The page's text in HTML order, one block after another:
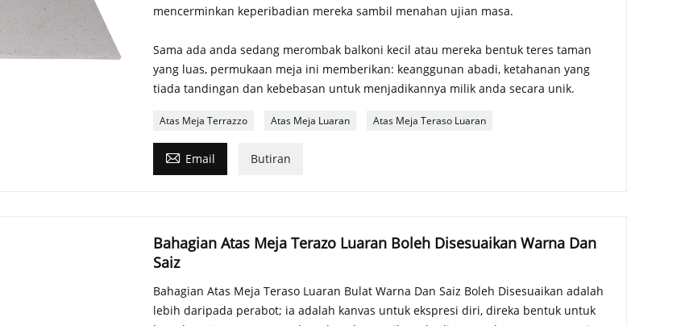
mencerminkan keperibadian mereka sambil menahan ujian masa.
Sama ada anda sedang merombak balkoni kecil atau mereka bentuk teres taman
yang luas, permukaan meja ini memberikan: keanggunan abadi, ketahanan yang
tiada tandingan dan kebebasan untuk menjadikannya milik anda secara unik.
Atas Meja Terrazzo Atas Meja Luaran Atas Meja Teraso Luaran
 Email Butiran
Bahagian Atas Meja Terazo Luaran Boleh Disesuaikan Warna Dan
Saiz
Bahagian Atas Meja Teraso Luaran Bulat Warna Dan Saiz Boleh Disesuaikan adalah
lebih daripada perabot; ia adalah kanvas untuk ekspresi diri, direka bentuk untuk